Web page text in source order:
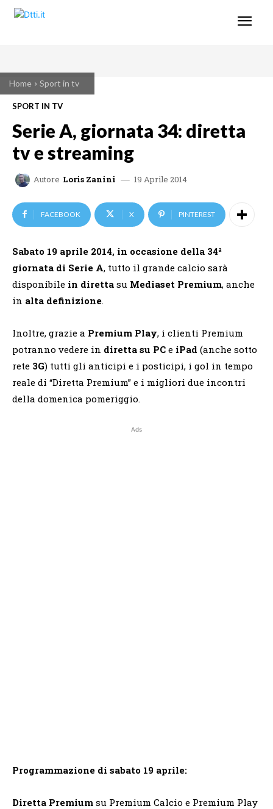
Home Sport in tv
SPORT IN TV
Serie A, giornata 34: diretta
tv e streaming
Autore Loris Zanini 19 Aprile 2014
FACEBOOK X PINTEREST
Sabato 19 aprile 2014, in occasione della 34ª
giornata di Serie A, tutto il grande calcio sarà
disponibile in diretta su Mediaset Premium, anche
in alta definizione.
Inoltre, grazie a Premium Play, i clienti Premium
potranno vedere in diretta su PC e iPad (anche sotto
rete 3G) tutti gli anticipi e i posticipi, i gol in tempo
reale di “Diretta Premium” e i migliori due incontri
della domenica pomeriggio.
Ads
Programmazione di sabato 19 aprile:
Diretta Premium su Premium Calcio e Premium Play